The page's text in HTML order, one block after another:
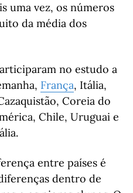
uma vez, os números
da média dos
no estudo a
França, Itália,
Coreia do
Chile, Uruguai e
entre países é
dentro de